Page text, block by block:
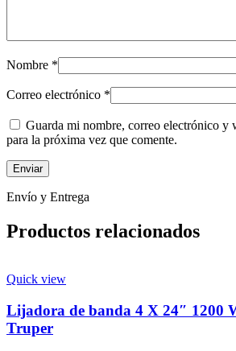
Nombre *
Correo electrónico *
Guarda mi nombre, correo electrónico y
para la próxima vez que comente.
Envío y Entrega
Productos relacionados
Quick view
Lijadora de banda 4 X 24″ 1200
Truper